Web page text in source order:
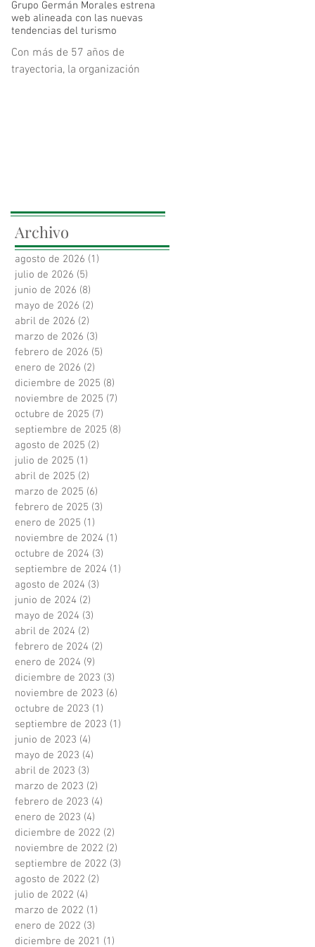
mejoras cognitivas un 55%
superiores a las observadas
generales de salud en adultos
mayores en riesgo de deterioro
Grupo Germán Morales estrena
web alineada con las nuevas
tendencias del turismo
Con más de 57 años de
trayectoria, la organización
Archivo
agosto de 2026 (1)
julio de 2026 (5)
junio de 2026 (8)
mayo de 2026 (2)
abril de 2026 (2)
marzo de 2026 (3)
febrero de 2026 (5)
enero de 2026 (2)
diciembre de 2025 (8)
noviembre de 2025 (7)
octubre de 2025 (7)
septiembre de 2025 (8)
agosto de 2025 (2)
julio de 2025 (1)
abril de 2025 (2)
marzo de 2025 (6)
febrero de 2025 (3)
enero de 2025 (1)
noviembre de 2024 (1)
octubre de 2024 (3)
septiembre de 2024 (1)
agosto de 2024 (3)
junio de 2024 (2)
mayo de 2024 (3)
abril de 2024 (2)
febrero de 2024 (2)
enero de 2024 (9)
diciembre de 2023 (3)
noviembre de 2023 (6)
octubre de 2023 (1)
septiembre de 2023 (1)
junio de 2023 (4)
mayo de 2023 (4)
abril de 2023 (3)
marzo de 2023 (2)
febrero de 2023 (4)
enero de 2023 (4)
diciembre de 2022 (2)
noviembre de 2022 (2)
septiembre de 2022 (3)
agosto de 2022 (2)
julio de 2022 (4)
marzo de 2022 (1)
enero de 2022 (3)
diciembre de 2021 (1)